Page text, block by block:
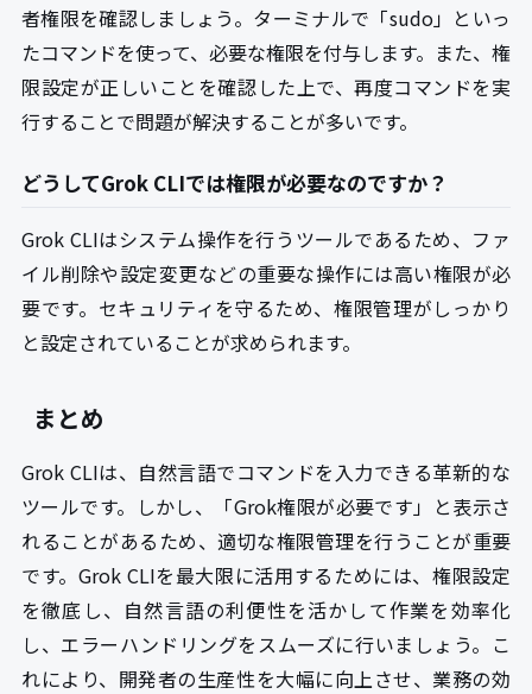
者権限を確認しましょう。ターミナルで「sudo」といっ
たコマンドを使って、必要な権限を付与します。また、権
限設定が正しいことを確認した上で、再度コマンドを実
行することで問題が解決することが多いです。
どうしてGrok CLIでは権限が必要なのですか？
Grok CLIはシステム操作を行うツールであるため、ファ
イル削除や設定変更などの重要な操作には高い権限が必
要です。セキュリティを守るため、権限管理がしっかり
と設定されていることが求められます。
まとめ
Grok CLIは、自然言語でコマンドを入力できる革新的な
ツールです。しかし、「Grok権限が必要です」と表示さ
れることがあるため、適切な権限管理を行うことが重要
です。Grok CLIを最大限に活用するためには、権限設定
を徹底し、自然言語の利便性を活かして作業を効率化
し、エラーハンドリングをスムーズに行いましょう。こ
れにより、開発者の生産性を大幅に向上させ、業務の効